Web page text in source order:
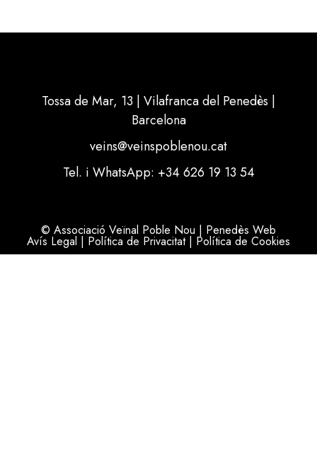
Tossa de Mar, 13 | Vilafranca del Penedès |
Barcelona
veins@veinspoblenou.cat
Tel. i WhatsApp: +34 626 19 13 54
© Associació Veïnal Poble Nou | Penedès Web
Avís Legal | Política de Privacitat| Política de Cookies